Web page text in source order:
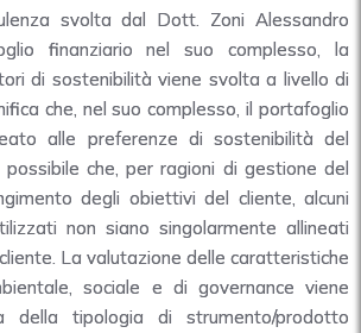
svolta dal Dott. Zoni Alessandro
finanziario nel suo complesso, la
di sostenibilità viene svolta a livello di
che, nel suo complesso, il portafoglio
alle preferenze di sostenibilità del
che, per ragioni di gestione del
degli obiettivi del cliente, alcuni
non siano singolarmente allineati
La valutazione delle caratteristiche
sociale e di governance viene
della tipologia di strumento/prodotto